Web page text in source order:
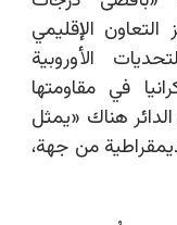
الإقليمي
الأوروبية
في مقاومتها
هناك «يمثل
من جهة،